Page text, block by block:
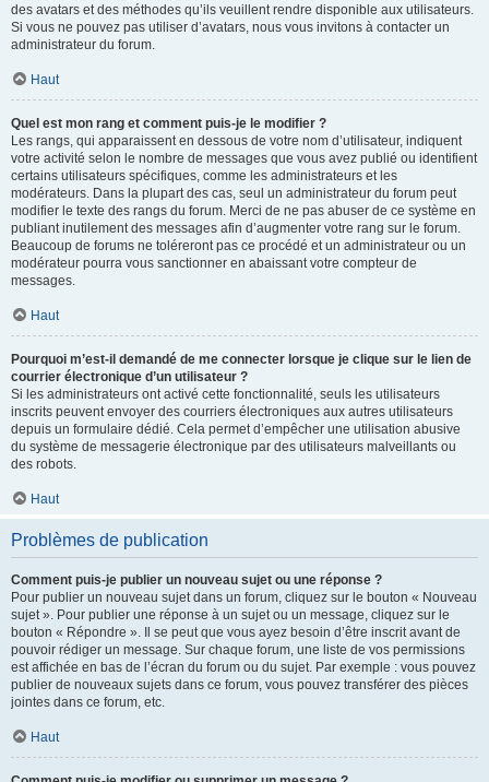
des avatars et des méthodes qu’ils veuillent rendre disponible aux utilisateurs.
Si vous ne pouvez pas utiliser d’avatars, nous vous invitons à contacter un
administrateur du forum.
Haut
Quel est mon rang et comment puis-je le modifier ?
Les rangs, qui apparaissent en dessous de votre nom d’utilisateur, indiquent
votre activité selon le nombre de messages que vous avez publié ou identifient
certains utilisateurs spécifiques, comme les administrateurs et les
modérateurs. Dans la plupart des cas, seul un administrateur du forum peut
modifier le texte des rangs du forum. Merci de ne pas abuser de ce système en
publiant inutilement des messages afin d’augmenter votre rang sur le forum.
Beaucoup de forums ne toléreront pas ce procédé et un administrateur ou un
modérateur pourra vous sanctionner en abaissant votre compteur de
messages.
Haut
Pourquoi m’est-il demandé de me connecter lorsque je clique sur le lien de
courrier électronique d’un utilisateur ?
Si les administrateurs ont activé cette fonctionnalité, seuls les utilisateurs
inscrits peuvent envoyer des courriers électroniques aux autres utilisateurs
depuis un formulaire dédié. Cela permet d’empêcher une utilisation abusive
du système de messagerie électronique par des utilisateurs malveillants ou
des robots.
Haut
Problèmes de publication
Comment puis-je publier un nouveau sujet ou une réponse ?
Pour publier un nouveau sujet dans un forum, cliquez sur le bouton « Nouveau
sujet ». Pour publier une réponse à un sujet ou un message, cliquez sur le
bouton « Répondre ». Il se peut que vous ayez besoin d’être inscrit avant de
pouvoir rédiger un message. Sur chaque forum, une liste de vos permissions
est affichée en bas de l’écran du forum ou du sujet. Par exemple : vous pouvez
publier de nouveaux sujets dans ce forum, vous pouvez transférer des pièces
jointes dans ce forum, etc.
Haut